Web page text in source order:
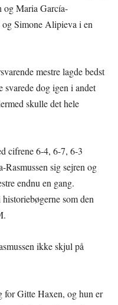
og Maria García-
og Simone Alipieva i en
mestre lagde bedst
dog igen i andet
skulle det hele
cifrene 6-4, 6-7, 6-3
sig sejren og
endnu en gang.
som den
ikke skjul på
for Gitte Haxen, og hun er